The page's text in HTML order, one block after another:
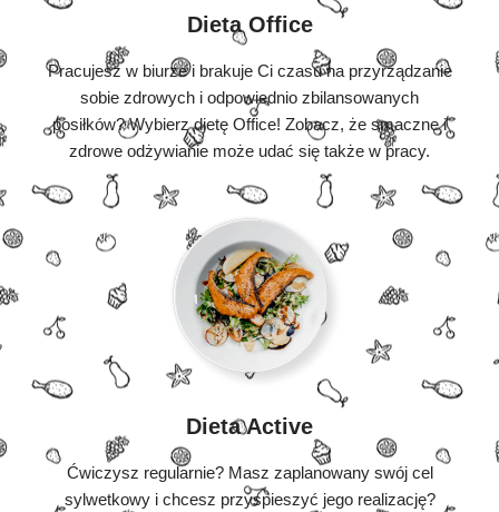
Dieta Office
Pracujesz w biurze i brakuje Ci czasu na przyrządzanie
sobie zdrowych i odpowiednio zbilansowanych
posiłków? Wybierz dietę Office! Zobacz, że smaczne i
zdrowe odżywianie może udać się także w pracy.
Dieta Active
Ćwiczysz regularnie? Masz zaplanowany swój cel
sylwetkowy i chcesz przyspieszyć jego realizację?